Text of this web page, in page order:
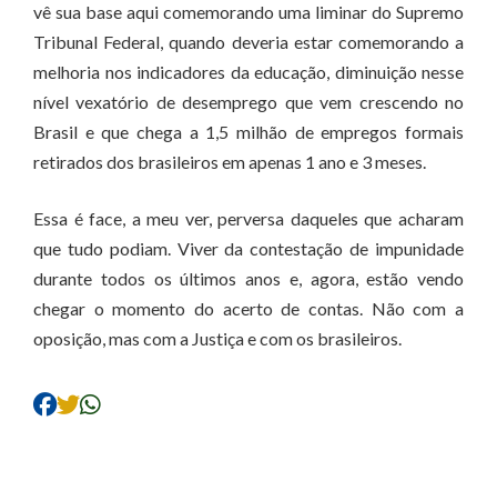
vê sua base aqui comemorando uma liminar do Supremo
Tribunal Federal, quando deveria estar comemorando a
melhoria nos indicadores da educação, diminuição nesse
nível vexatório de desemprego que vem crescendo no
Brasil e que chega a 1,5 milhão de empregos formais
retirados dos brasileiros em apenas 1 ano e 3 meses.
Essa é face, a meu ver, perversa daqueles que acharam
que tudo podiam. Viver da contestação de impunidade
durante todos os últimos anos e, agora, estão vendo
chegar o momento do acerto de contas. Não com a
oposição, mas com a Justiça e com os brasileiros.